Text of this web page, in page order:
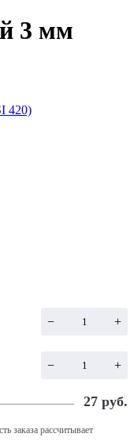
3 мм
− +
− +
27 руб.
заказа рассчитывает